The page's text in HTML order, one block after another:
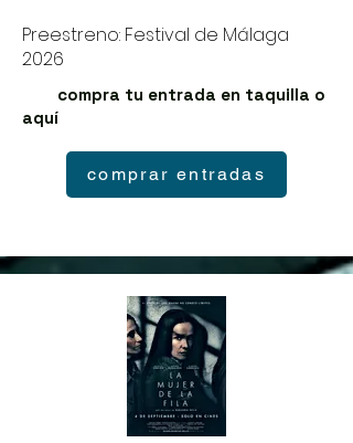
Preestreno: Festival de Málaga
2026
compra tu entrada en taquilla o
aquí
comprar entradas